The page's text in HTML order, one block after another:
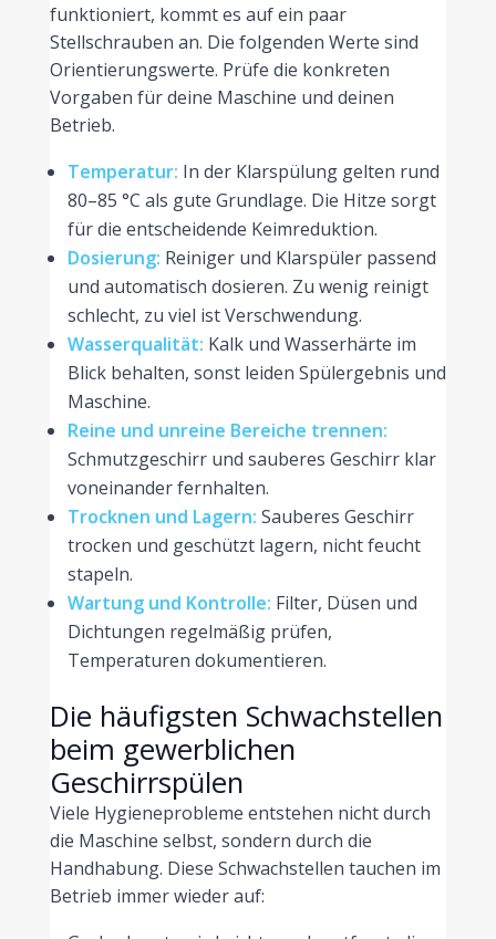
funktioniert, kommt es auf ein paar
Stellschrauben an. Die folgenden Werte sind
Orientierungswerte. Prüfe die konkreten
Vorgaben für deine Maschine und deinen
Betrieb.
Temperatur: In der Klarspülung gelten rund
80–85 °C als gute Grundlage. Die Hitze sorgt
für die entscheidende Keimreduktion.
Dosierung: Reiniger und Klarspüler passend
und automatisch dosieren. Zu wenig reinigt
schlecht, zu viel ist Verschwendung.
Wasserqualität: Kalk und Wasserhärte im
Blick behalten, sonst leiden Spülergebnis und
Maschine.
Reine und unreine Bereiche trennen:
Schmutzgeschirr und sauberes Geschirr klar
voneinander fernhalten.
Trocknen und Lagern: Sauberes Geschirr
trocken und geschützt lagern, nicht feucht
stapeln.
Wartung und Kontrolle: Filter, Düsen und
Dichtungen regelmäßig prüfen,
Temperaturen dokumentieren.
Die häufigsten Schwachstellen
beim gewerblichen
Geschirrspülen
Viele Hygieneprobleme entstehen nicht durch
die Maschine selbst, sondern durch die
Handhabung. Diese Schwachstellen tauchen im
Betrieb immer wieder auf: